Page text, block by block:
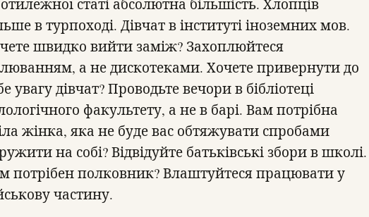
статі абсолютна більшість. Хлопців
в турпоході. Дівчат в інституті іноземних мов.
швидко вийти заміж? Захоплюйтеся
а не дискотеками. Хочете привернути до
увагу дівчат? Проводьте вечори в бібліотеці
факультету, а не в барі. Вам потрібна
жінка, яка не буде вас обтяжувати спробами
на собі? Відвідуйте батьківські збори в школі.
потрібен полковник? Влаштуйтеся працювати у
частину.